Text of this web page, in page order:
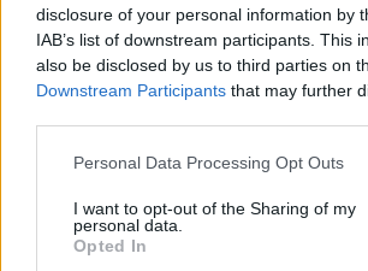
disclosure of your personal information by
IAB’s list of downstream participants. This
also be disclosed by us to third parties on
Downstream Participants that may further
Personal Data Processing Opt Outs
I want to opt-out of the Sharing of my
personal data.
Opted In
kérdésben. Európában a korábbi
felpattantak a tőzsdék és
emelkedést láttunk a tőzsdéken a
makroadat ellenére.
2020. március 26. 21:04 Megosztás
tőzsdék, a Dow ma 1351 pontos
kereskedést, ami 6,4 százalékos